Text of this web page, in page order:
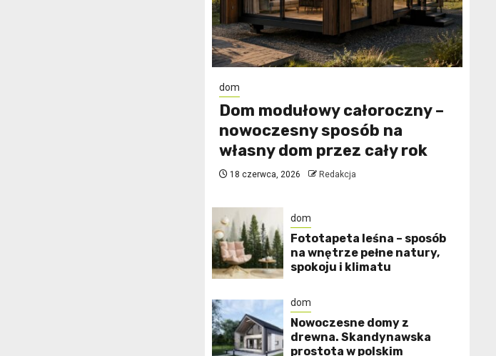
dom
Dom modułowy całoroczny –
nowoczesny sposób na
własny dom przez cały rok
18 czerwca, 2026 Redakcja
dom
​Fototapeta leśna – sposób
na wnętrze pełne natury,
spokoju i klimatu
dom
Nowoczesne domy z
drewna. Skandynawska
prostota w polskim